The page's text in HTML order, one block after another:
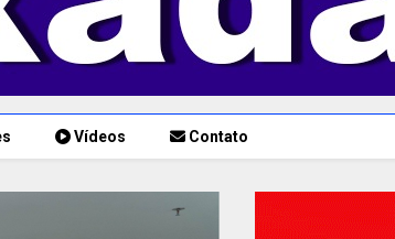
Vídeos Contato